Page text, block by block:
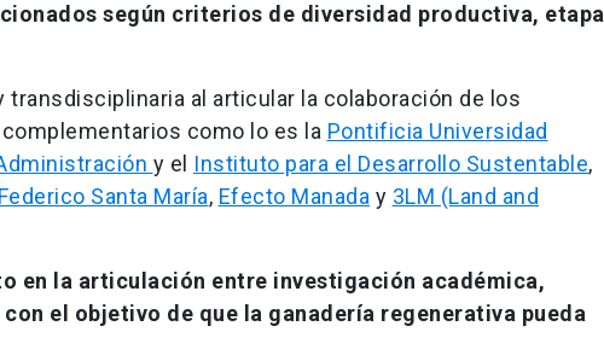
según criterios de diversidad productiva, etapa
al articular la colaboración de los
como lo es la Pontificia Universidad
y el Instituto para el Desarrollo Sustentable,
Santa María, Efecto Manada y 3LM (Land and
en la articulación entre investigación académica,
el objetivo de que la ganadería regenerativa pueda